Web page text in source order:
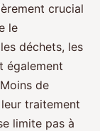
crucial
le
déchets, les
également
de
traitement
limite pas à